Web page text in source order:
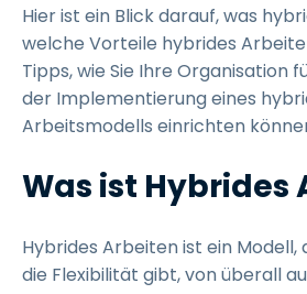
Hier ist ein Blick darauf, was
welche Vorteile hybrides
Tipps, wie Sie Ihre Organisation
der Implementierung eines
Arbeitsmodells einrichten
Was ist Hybrides
Hybrides Arbeiten ist ein
die Flexibilität gibt, von überall